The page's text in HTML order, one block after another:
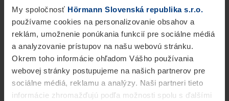
My spoločnosť Hörmann Slovenská republika s.r.o.
používame cookies na personalizovanie obsahov a
reklám, umožnenie ponúkania funkcií pre sociálne médiá
a analyzovanie prístupov na našu webovú stránku.
Okrem toho informácie ohľadom Vášho používania
webovej stránky postupujeme na našich partnerov pre
sociálne médiá, reklamu a analýzy. Naši partneri tieto
informácie zhromažďujú podľa možnosti spolu s ďalšími